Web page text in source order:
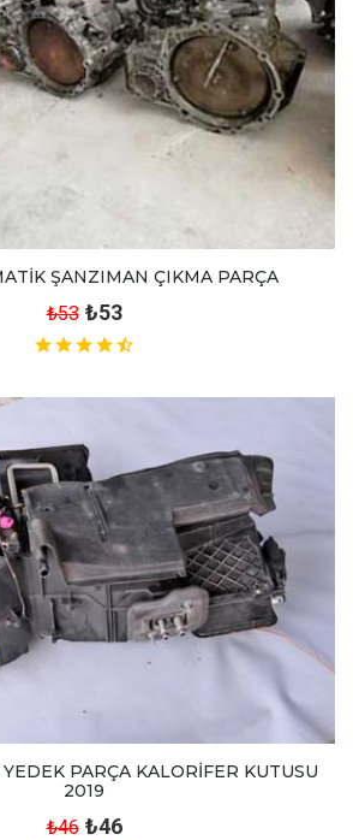
ŞANZIMAN ÇIKMA PARÇA
₺53 ₺53
PARÇA KALORİFER KUTUSU
2019
₺46 ₺46